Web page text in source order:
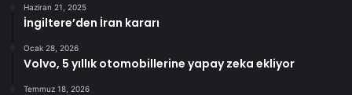
Haziran 21, 2025
İngiltere’den İran kararı
Ocak 28, 2026
Volvo, 5 yıllık otomobillerine yapay zeka ekliyor
Temmuz 18, 2026